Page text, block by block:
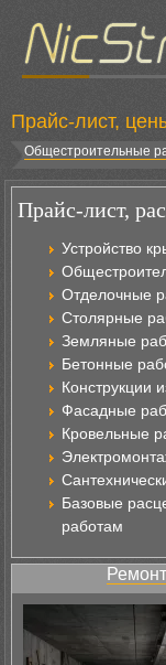
Прайс-лист,
Общестроительные
Прайс-лист,
Устройство
Отделочные
Столярные
Земляные
Бетонные
Конструкции
Фасадные
Кровельные
Базовые
работам